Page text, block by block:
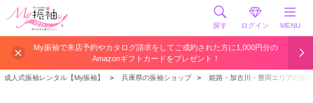
探す ログイン MENU
My振袖で来店予約やカタログ請求をしてご成約された方に1,000円分の
Amazonギフトカードをプレゼント！
成人式振袖レンタル【My振袖】 ＞ 兵庫県の振袖ショップ ＞ 姫路・加古川・豊岡エリアの振